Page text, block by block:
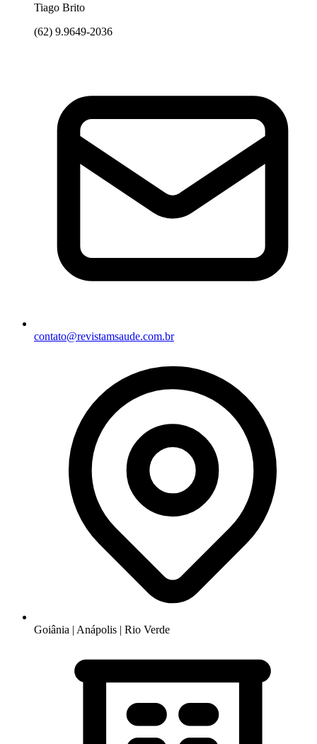
Tiago Brito
(62) 9.9649-2036
contato@revistamsaude.com.br
Goiânia | Anápolis | Rio Verde